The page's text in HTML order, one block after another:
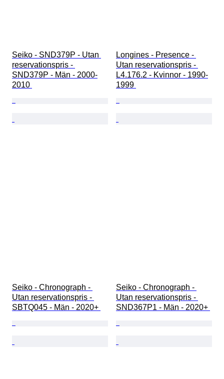
Seiko - SND379P - Utan
reservationspris -
SND379P - Män - 2000-
2010
Longines - Presence -
Utan reservationspris -
L4.176.2 - Kvinnor - 1990-
1999
Seiko - Chronograph -
Utan reservationspris -
SBTQ045 - Män - 2020+
Seiko - Chronograph -
Utan reservationspris -
SND367P1 - Män - 2020+